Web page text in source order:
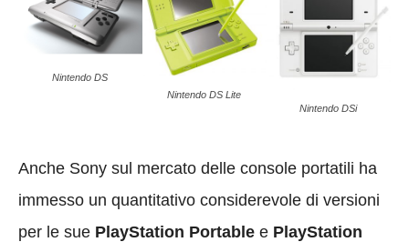
Nintendo DS
Nintendo DS Lite
Nintendo DSi
Anche Sony sul mercato delle console portatili ha
immesso un quantitativo considerevole di versioni
per le sue PlayStation Portable e PlayStation